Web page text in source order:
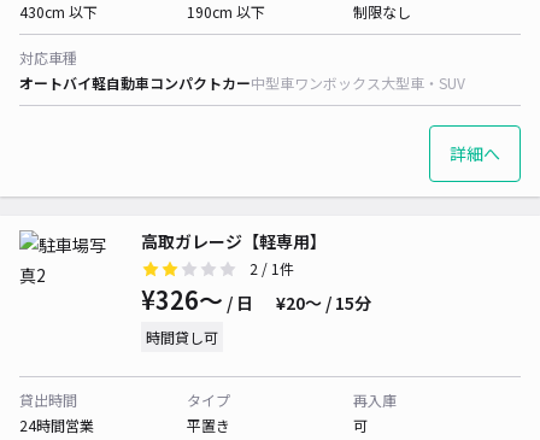
430cm 以下
190cm 以下
制限なし
対応車種
オートバイ軽自動車コンパクトカー中型車ワンボックス大型車・SUV
詳細へ
高取ガレージ【軽専用】
2 / 1件
¥326〜 / 日 ¥20〜 / 15分
時間貸し可
貸出時間
24時間営業
タイプ
平置き
再入庫
可